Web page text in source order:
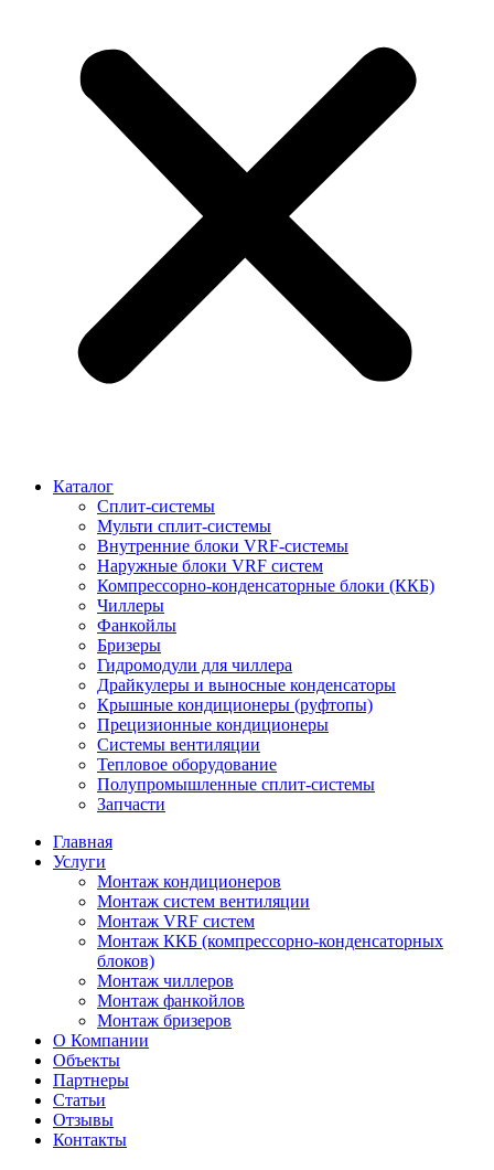
Каталог
Сплит-системы
Мульти сплит-системы
Внутренние блоки VRF-cистемы
Наружные блоки VRF cистем
Компрессорно-конденсаторные блоки (ККБ)
Чиллеры
Фанкойлы
Бризеры
Гидромодули для чиллера
Драйкулеры и выносные конденсаторы
Крышные кондиционеры (руфтопы)
Прецизионные кондиционеры
Системы вентиляции
Тепловое оборудование
Полупромышленные сплит-системы
Запчасти
Главная
Услуги
Монтаж кондиционеров
Монтаж cистем вентиляции
Монтаж VRF систем
Монтаж ККБ (компрессорно-конденсаторных
блоков)
Монтаж чиллеров
Монтаж фанкойлов
Монтаж бризеров
О Компании
Объекты
Партнеры
Статьи
Отзывы
Контакты